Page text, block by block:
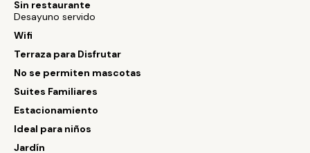
Sin restaurante
Desayuno servido
Wifi
Terraza para Disfrutar
No se permiten mascotas
Suites Familiares
Estacionamiento
Ideal para niños
Jardín